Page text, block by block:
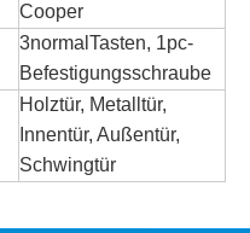
Cooper
3normal Tasten, 1pc-
Befestigungsschraube
Holztür, Metalltür,
Innentür, Außentür,
Schwingtür